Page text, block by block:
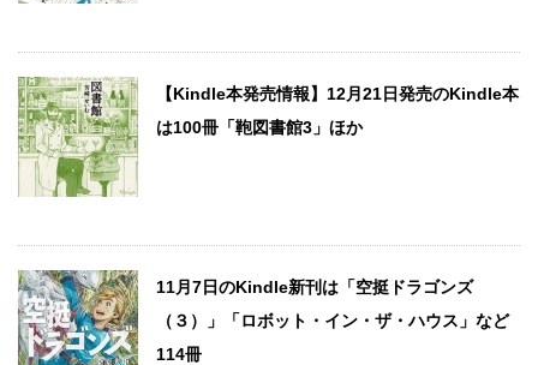
【Kindle本発売情報】12月21日発売のKindle本
は100冊「鞄図書館3」ほか
11月7日のKindle新刊は「空挺ドラゴンズ
（３）」「ロボット・イン・ザ・ハウス」など
114冊